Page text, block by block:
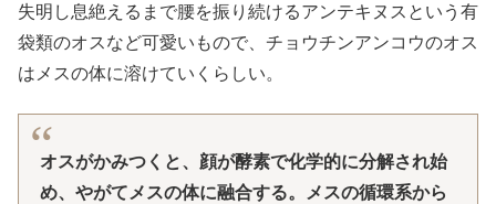
失明し息絶えるまで腰を振り続けるアンテキヌスという有
袋類のオスなど可愛いもので、チョウチンアンコウのオス
はメスの体に溶けていくらしい。
オスがかみつくと、顔が酵素で化学的に分解され始
め、やがてメスの体に融合する。メスの循環系から